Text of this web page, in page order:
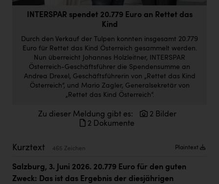
everfield
Firmenradl
Fristads Austria
HIG Infomotion Group
IFE Austria GmbH
INTERSPORT Austria
INTERSPAR spendet 20.779 Euro an Rettet das
Kind
Durch den Verkauf der Tulpen konnten insgesamt 20.779
Euro für Rettet das Kind Österreich gesammelt werden.
Nun überreicht Johannes Holzleitner, INTERSPAR
Österreich-Geschäftsführer die Spendensumme an
Andrea Drexel, Geschäftsführerin von „Rettet das Kind
Österreich“, und Mario Zagler, Generalsekretär von
„Rettet das Kind Österreich“.
Zu dieser Meldung gibt es:
2 Bilder
2 Dokumente
Kurztext 465 Zeichen Plaintext
Salzburg, 3. Juni 2026. 20.779 Euro für den guten
Zweck: Das ist das Ergebnis der diesjährigen